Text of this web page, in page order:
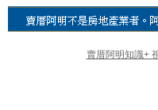
賣厝阿明知識+